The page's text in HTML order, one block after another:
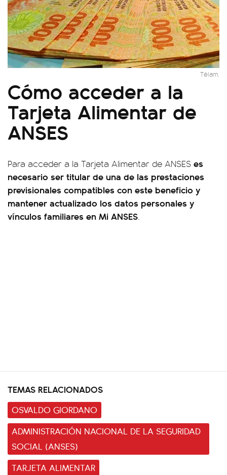
Télam.
Cómo acceder a la
Tarjeta Alimentar de
ANSES
Para acceder a la Tarjeta Alimentar de ANSES es
necesario ser titular de una de las prestaciones
previsionales compatibles con este beneficio y
mantener actualizado los datos personales y
vínculos familiares en Mi ANSES
TEMAS RELACIONADOS
OSVALDO GIORDANO
ADMINISTRACIÓN NACIONAL DE LA SEGURIDAD
SOCIAL (ANSES)
TARJETA ALIMENTAR